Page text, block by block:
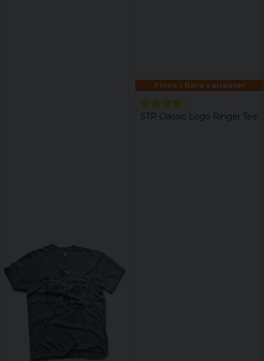
Finns i flera varianter
STP Classic Logo Ringer Tee